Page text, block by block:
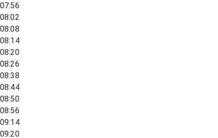
07:56
08:02
08:08
08:14
08:20
08:26
08:38
08:44
08:50
08:56
09:14
09:20